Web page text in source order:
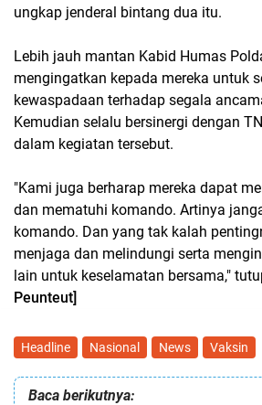
ungkap jenderal bintang dua itu.
Lebih jauh mantan Kabid Humas
mengingatkan kepada mereka untuk
kewaspadaan terhadap segala
Kemudian selalu bersinergi dengan
dalam kegiatan tersebut.
"Kami juga berharap mereka dapat
dan mematuhi komando. Artinya
komando. Dan yang tak kalah
menjaga dan melindungi serta
lain untuk keselamatan bersama,"
Peunteut]
Headline Nasional News Vaksin
Baca berikutnya: